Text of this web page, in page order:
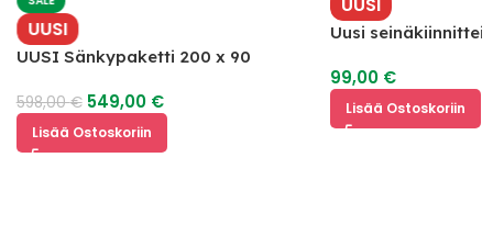
UUSI
UUSI Sänkypaketti 200 x 90
598,00€ 549,00 €
Lisää Ostoskoriin
UUSI
Uusi
99,00 €
Lisää Ostoskoriin